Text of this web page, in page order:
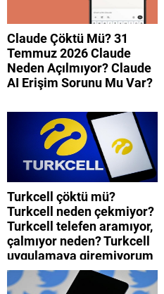
Claude Çöktü Mü? 31
Temmuz 2026 Claude
Neden Açılmıyor? Claude
AI Erişim Sorunu Mu Var?
Turkcell çöktü mü?
Turkcell neden çekmiyor?
Turkcell telefen aramıyor,
çalmıyor neden? Turkcell
uygulamaya giremiyorum
neden? Turkcell internet
neden yavaş?